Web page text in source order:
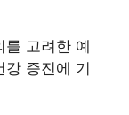
고려한 예
증진에 기